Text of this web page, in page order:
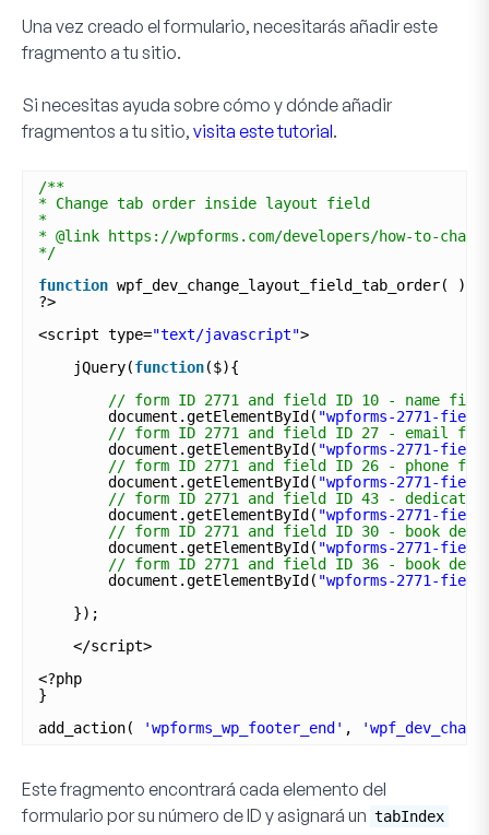
Una vez creado el formulario, necesitarás añadir este
fragmento a tu sitio.
Si necesitas ayuda sobre cómo y dónde añadir
fragmentos a tu sitio, visita este tutorial.
/**
* Change tab order inside layout field
*
* @link https://wpforms.com/developers/how-to-
*/
function wpf_dev_change_layout_field_tab_order( ) {
?>
<script type="text/javascript">
jQuery(function($){
// form ID 2771 and field ID 10 - name
document.getElementById( "wpforms-2771-
// form ID 2771 and field ID 27 - email
document.getElementById( "wpforms-2771-
// form ID 2771 and field ID 26 - phone
document.getElementById( "wpforms-2771-
// form ID 2771 and field ID 43 -
document.getElementById( "wpforms-2771-
// form ID 2771 and field ID 30 - book
document.getElementById( "wpforms-2771-
// form ID 2771 and field ID 36 - book
document.getElementById( "wpforms-2771-
});
</script>
<?php
}
add_action(
'wpforms_wp_footer_end' ,
Este fragmento encontrará cada elemento del
formulario por su número de ID y asignará un tabIndex